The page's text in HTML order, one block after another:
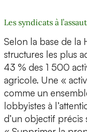
Les syndicats à
Selon la base de la
structures les plus
43 % des 1 500
agricole. Une «
comme un
lobbyistes à
d’un objectif précis